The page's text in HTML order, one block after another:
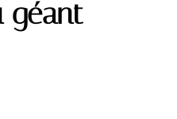
géant